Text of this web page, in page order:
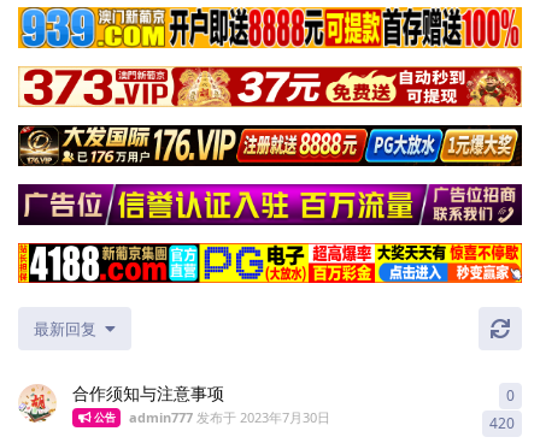
最新回复
合作须知与注意事项
公告 admin777 发布于 2023年7月30日 420
0